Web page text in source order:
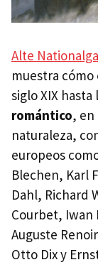
Alte
muestra
siglo XIX
romántico, en
naturaleza,
europeos
Blechen, Karl
Dahl, Richard
Courbet, Iwan
Auguste
Otto Dix y